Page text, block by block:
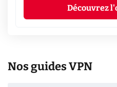
Découvrez
Nos guides VPN